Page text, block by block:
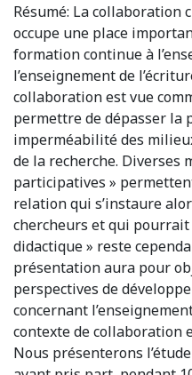
Résumé: La collaboration
occupe une place
formation continue à
l’enseignement de
collaboration est vue
permettre de dépasser la
imperméabilité des
de la recherche. Diverses
participatives »
relation qui s’instaure
chercheurs et qui
didactique » reste
présentation aura pour
perspectives de
concernant
contexte de collaboration
Nous présenterons